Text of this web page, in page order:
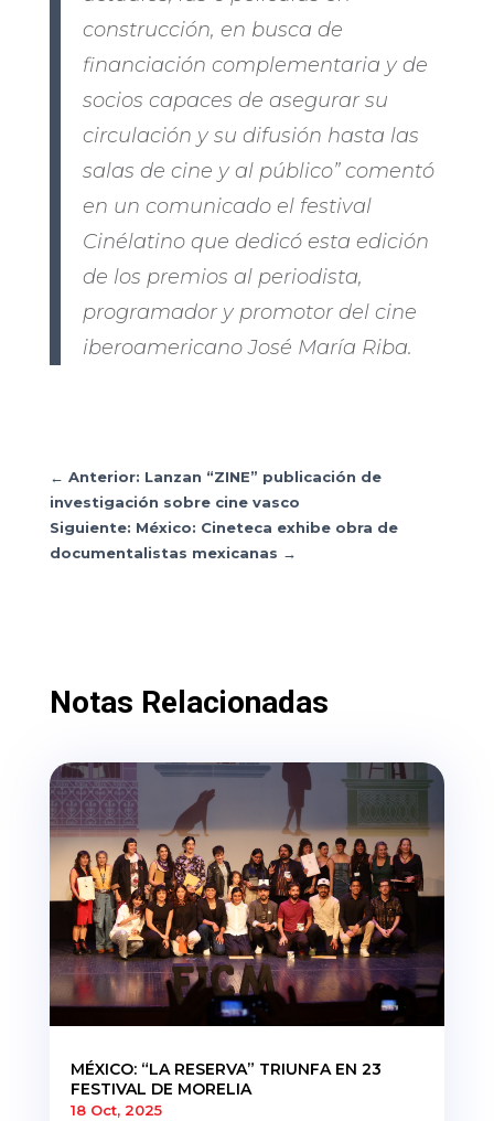
construcción, en busca de
financiación complementaria y de
socios capaces de asegurar su
circulación y su difusión hasta las
salas de cine y al público” comentó
en un comunicado el festival
Cinélatino que dedicó esta edición
de los premios al periodista,
programador y promotor del cine
iberoamericano José María Riba.
← Anterior: Lanzan “ZINE” publicación de
investigación sobre cine vasco
Siguiente: México: Cineteca exhibe obra de
documentalistas mexicanas →
Notas Relacionadas
MÉXICO: “LA RESERVA” TRIUNFA EN 23
FESTIVAL DE MORELIA
18 Oct, 2025